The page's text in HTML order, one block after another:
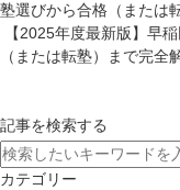
塾選びから合格（または
【2025年度最新版】早
（または転塾）まで完全
記事を検索する
カテゴリー